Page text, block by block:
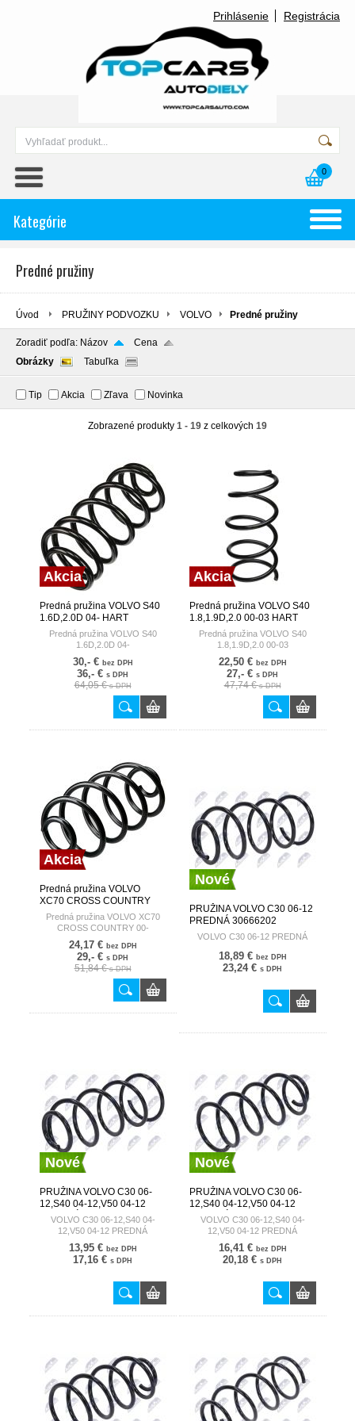
Prihlásenie Registrácia
0
Kategórie
Predné pružiny
Úvod PRUŽINY PODVOZKU VOLVO Predné pružiny
Zoradiť podľa: Názov
Cena
Obrázky
Tabuľka
Tip Akcia Zľava Novinka
Zobrazené produkty 1 - 19 z celkových 19
Akcia
Predná pružina VOLVO S40
1.6D,2.0D 04- HART
Predná pružina VOLVO S40
1.6D,2.0D 04-
30,- € bez DPH
36,- € s DPH
64,05 €s DPH
Akcia
Predná pružina VOLVO S40
1.8,1.9D,2.0 00-03 HART
Predná pružina VOLVO S40
1.8,1.9D,2.0 00-03
22,50 € bez DPH
27,- € s DPH
47,74 €s DPH
Akcia
Predná pružina VOLVO
XC70 CROSS COUNTRY
00- HART
Predná pružina VOLVO XC70
CROSS COUNTRY 00-
24,17 € bez DPH
29,- € s DPH
51,84 €s DPH
Nové
PRUŽINA VOLVO C30 06-12
PREDNÁ 30666202
VOLVO C30 06-12 PREDNÁ
18,89 € bez DPH
23,24 € s DPH
Nové
PRUŽINA VOLVO C30 06-
12,S40 04-12,V50 04-12
PREDNÁ 30666203
VOLVO C30 06-12,S40 04-
12,V50 04-12 PREDNÁ
13,95 € bez DPH
17,16 € s DPH
Nové
PRUŽINA VOLVO C30 06-
12,S40 04-12,V50 04-12
PREDNÁ 30666206
VOLVO C30 06-12,S40 04-
12,V50 04-12 PREDNÁ
16,41 € bez DPH
20,18 € s DPH